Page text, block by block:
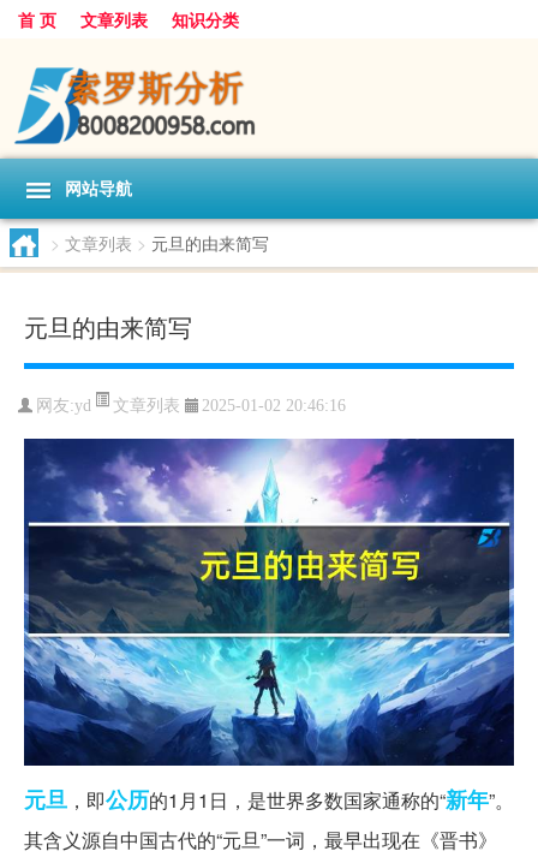
首 页 文章列表 知识分类
网站导航
> 文章列表 > 元旦的由来简写
元旦的由来简写
网友:yd 文章列表 2025-01-02 20:46:16
元旦 ，即公历的1月1日，是世界多数国家通称的“新年”。
其含义源自中国古代的“元旦”一词，最早出现在《晋书》